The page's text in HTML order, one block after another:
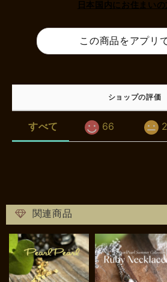
日本国内にお住まい
この商品をアプリ
ショップの評価
すべて 66 2
関連商品